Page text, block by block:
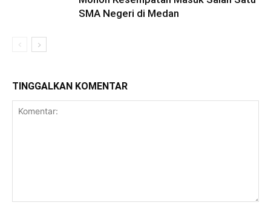
SMA Negeri di Medan
TINGGALKAN KOMENTAR